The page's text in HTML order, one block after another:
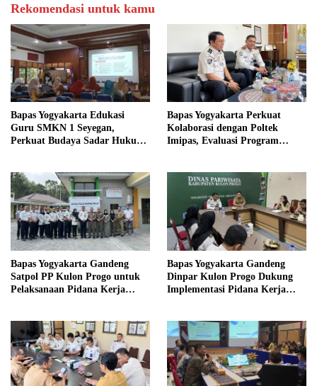
Rekomendasi untuk kamu
Bapas Yogyakarta Edukasi
Guru SMKN 1 Seyegan,
Perkuat Budaya Sadar Hukum
Bapas Yogyakarta Perkuat
Kolaborasi dengan Poltek
Imipas, Evaluasi Program
Bapas Yogyakarta Gandeng
Satpol PP Kulon Progo untuk
Pelaksanaan Pidana Kerja
Bapas Yogyakarta Gandeng
Dinpar Kulon Progo Dukung
Implementasi Pidana Kerja